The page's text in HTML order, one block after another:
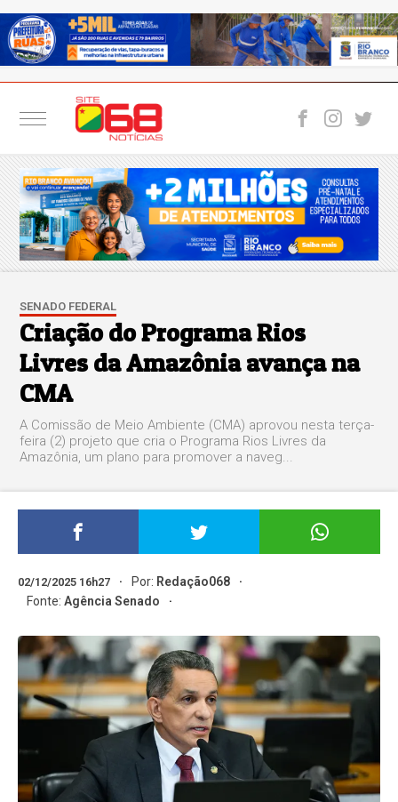
SENADO FEDERAL
Criação do Programa Rios
Livres da Amazônia avança na
CMA
A Comissão de Meio Ambiente (CMA) aprovou nesta terça-
feira (2) projeto que cria o Programa Rios Livres da
Amazônia, um plano para promover a naveg...
02/12/2025 16h27 Por: Redação068
Fonte:Agência Senado